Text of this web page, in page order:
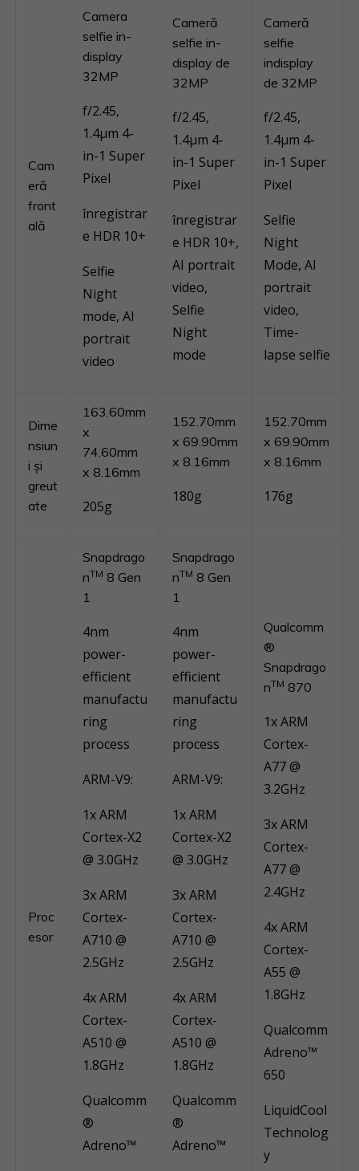
Cam
eră
front
ală
Camera
selfie in-
display
32MP
f/2.45,
1.4μm 4-
in-1 Super
Pixel
înregistrar
e HDR 10+
Selfie
Night
mode, AI
portrait
video
Cameră
selfie in-
display de
32MP
f/2.45,
1.4μm 4-
in-1 Super
Pixel
înregistrar
e HDR 10+,
AI portrait
video,
Selfie
Night
mode
Cameră
selfie
indisplay
de 32MP
f/2.45,
1.4μm 4-
in-1 Super
Pixel
Selfie
Night
Mode, AI
portrait
video,
Time-
lapse selfie
Dime
nsiun
i și
greut
ate
163.60mm
x
74.60mm
x 8.16mm
205g
152.70mm
x 69.90mm
x 8.16mm
180g
152.70mm
x 69.90mm
x 8.16mm
176g
Proc
esor
Snapdrago
nTM 8 Gen
1
4nm
power-
efficient
manufactu
ring
process
ARM-V9:
1x ARM
Cortex-X2
@ 3.0GHz
3x ARM
Cortex-
A710 @
2.5GHz
4x ARM
Cortex-
A510 @
1.8GHz
Qualcomm
®
Adreno™
Snapdrago
nTM 8 Gen
1
4nm
power-
efficient
manufactu
ring
process
ARM-V9:
1x ARM
Cortex-X2
@ 3.0GHz
3x ARM
Cortex-
A710 @
2.5GHz
4x ARM
Cortex-
A510 @
1.8GHz
Qualcomm
®
Adreno™
Qualcomm
®
Snapdrago
nTM 870
1x ARM
Cortex-
A77 @
3.2GHz
3x ARM
Cortex-
A77 @
2.4GHz
4x ARM
Cortex-
A55 @
1.8GHz
Qualcomm
Adreno™
650
LiquidCool
Technolog
y